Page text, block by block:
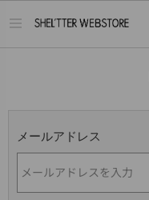
メ
メールアドレス